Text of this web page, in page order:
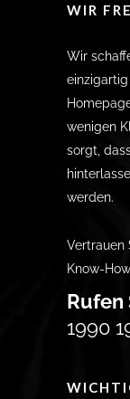
WIR
Wir
wenigen
sorgt,
werden.
Vertrauen
Know-
Rufen
1990